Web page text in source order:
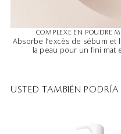
COMPLEXE EN POUDRE
Absorbe l’excès de sébum et
la peau pour un fini mat
USTED TAMBIÉN PODRÍA